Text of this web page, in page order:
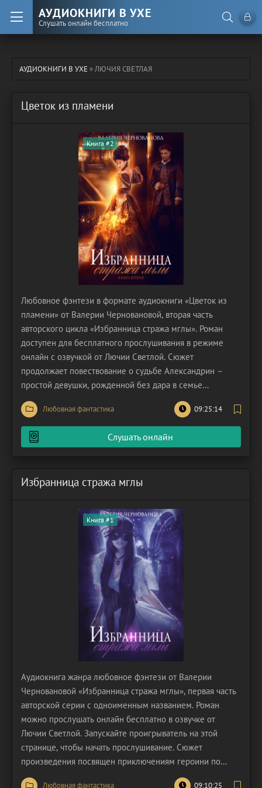
АУДИОКНИГИ В УХЕ
Слушать онлайн бесплатно
АУДИОКНИГИ В УХЕ» ЛЮЧИЯ СВЕТЛАЯ
Цветок из пламени
Книга #2
Любовное фэнтези в формате аудиокниги «Цветок из
пламени» от Валерии Черновановой, вторая часть
авторского цикла «Избранница стража мглы». Роман
доступен для бесплатного прослушивания в режиме
онлайн с озвучкой от Лючии Светлой. Сюжет
продолжает повествование о судьбе Александрин –
простой девушки, рожденной без дара в семье
талантливых магов. Она стала позором своего рода,
ведь родиться без магической силы – это страшное
проклятие. Несмотря на недостаток Александрин, страж
мглы, утративший
Любовная фантастика 09:25:14
Слушать онлайн
Избранница стража мглы
Книга #1
Аудиокнига жанра любовное фэнтези от Валерии
Черновановой «Избранница стража мглы», первая часть
авторской серии с одноименным названием. Роман
можно прослушать онлайн бесплатно в озвучке от
Лючии Светлой. Запускайте проигрыватель на этой
странице, чтобы начать прослушивание. Сюжет
произведения посвящен приключениям героини по
имени Александрин ле Фиенн. Ей уже за двадцать, но
Любовная фантастика 09:10:25